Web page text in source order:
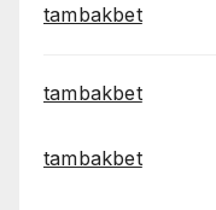
tambakbet
tambakbet
tambakbet